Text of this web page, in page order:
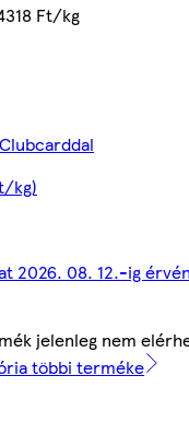
Ft/kg
kg)
2026. 08. 12.-ig
jelenleg nem
többi terméke